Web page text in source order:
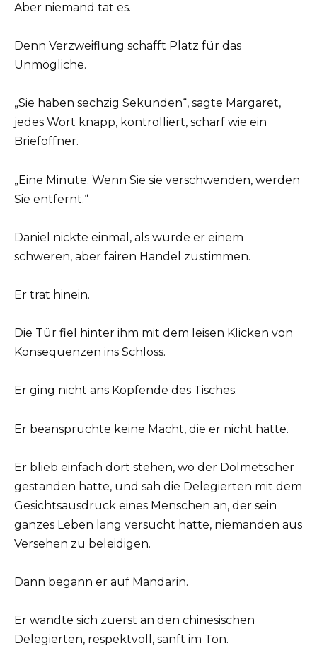
Aber niemand tat es.
Denn Verzweiflung schafft Platz für das
Unmögliche.
„Sie haben sechzig Sekunden“, sagte Margaret,
jedes Wort knapp, kontrolliert, scharf wie ein
Brieföffner.
„Eine Minute. Wenn Sie sie verschwenden, werden
Sie entfernt.“
Daniel nickte einmal, als würde er einem
schweren, aber fairen Handel zustimmen.
Er trat hinein.
Die Tür fiel hinter ihm mit dem leisen Klicken von
Konsequenzen ins Schloss.
Er ging nicht ans Kopfende des Tisches.
Er beanspruchte keine Macht, die er nicht hatte.
Er blieb einfach dort stehen, wo der Dolmetscher
gestanden hatte, und sah die Delegierten mit dem
Gesichtsausdruck eines Menschen an, der sein
ganzes Leben lang versucht hatte, niemanden aus
Versehen zu beleidigen.
Dann begann er auf Mandarin.
Er wandte sich zuerst an den chinesischen
Delegierten, respektvoll, sanft im Ton.